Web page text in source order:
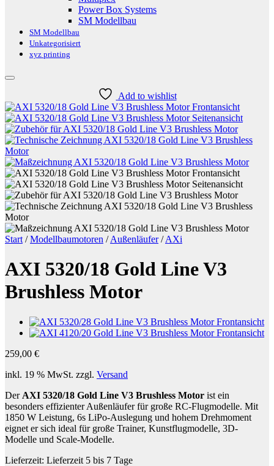
Power Box Systems
SM Modellbau
SM Modellbau
Unkategorisiert
xyz printing
Add to wishlist
Start / Modellbaumotoren / Außenläufer / AXi
AXI 5320/18 Gold Line V3
Brushless Motor
259,00 €
inkl. 19 % MwSt. zzgl. Versand
Der AXI 5320/18 Gold Line V3 Brushless Motor ist ein
besonders effizienter Außenläufer für große RC-Flugmodelle. Mit
1850 W Leistung, 6s LiPo-Auslegung und hohem Drehmoment
eignet er sich ideal für große Trainer, Kunstflugmodelle, 3D-
Modelle und Scale-Modelle.
Lieferzeit: Lieferzeit 5 bis 7 Tage